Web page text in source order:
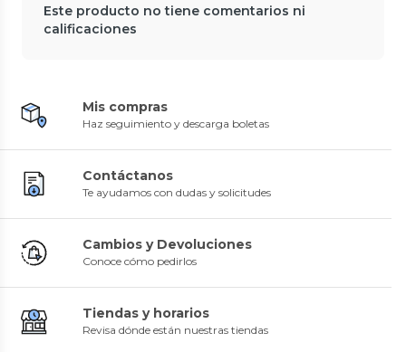
Este producto no tiene comentarios ni
calificaciones
Mis compras
Haz seguimiento y descarga boletas
Contáctanos
Te ayudamos con dudas y solicitudes
Cambios y Devoluciones
Conoce cómo pedirlos
Tiendas y horarios
Revisa dónde están nuestras tiendas